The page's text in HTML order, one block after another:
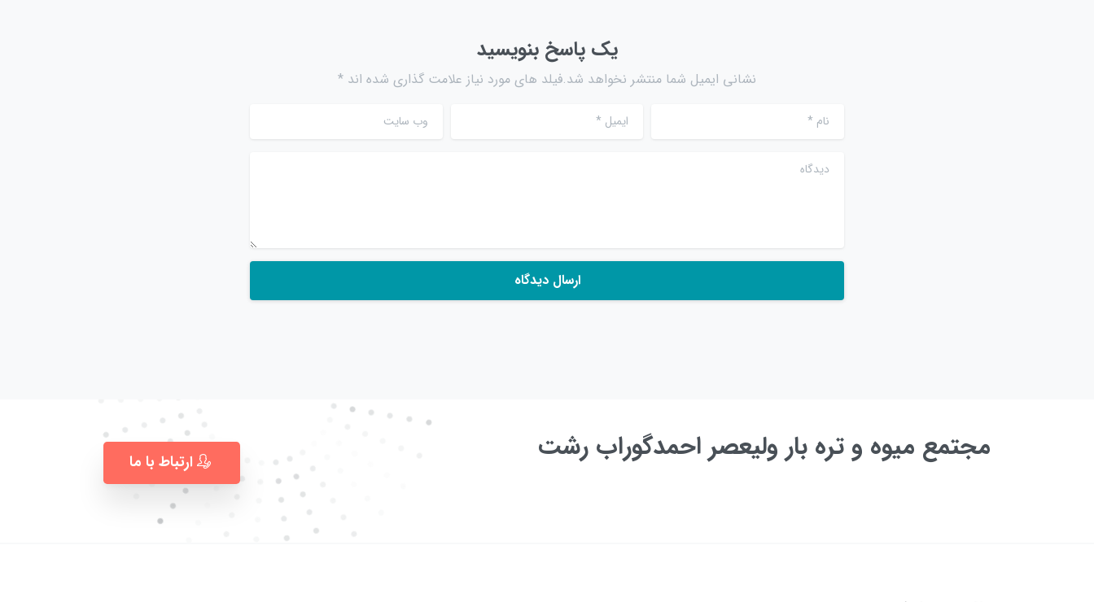
یک پاسخ بنویسید
نشانی ایمیل شما منتشر نخواهد شد.فیلد های مورد نیاز علامت گذاری شده اند *
نام* ایمیل * وب سایت
دیدگاه
مجتمع میوه و تره بار ولیعصر احمدگوراب رشت ارتباط با ما